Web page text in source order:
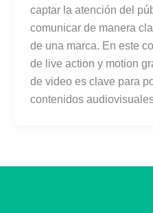
captar la atención del
comunicar de manera
de una marca. En este
de live action y motion
de video es clave para
contenidos